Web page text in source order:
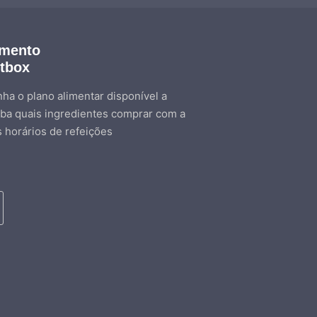
o plano alimentar disponível a
quais ingredientes comprar com a
horários de refeições